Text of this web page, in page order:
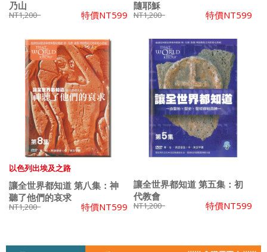
乃山
NT1,200 特價NT599
隨耶穌
NT1,200 特價NT599
以色列出埃及之路
讓全世界都知道 第八集：神
聽了他們的哀求
NT1,200 特價NT599
讓全世界都知道 第五集：初
代教會
NT1,200 特價NT599